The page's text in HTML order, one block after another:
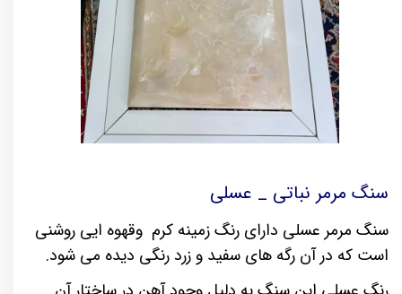
سنگ مرمر نباتی _ عسلی
سنگ مرمر عسلی دارای رنگ زمینه کرم وقهوه ایی روشنی
است که در آن رگه های سفید و زرد رنگی دیده می شود.